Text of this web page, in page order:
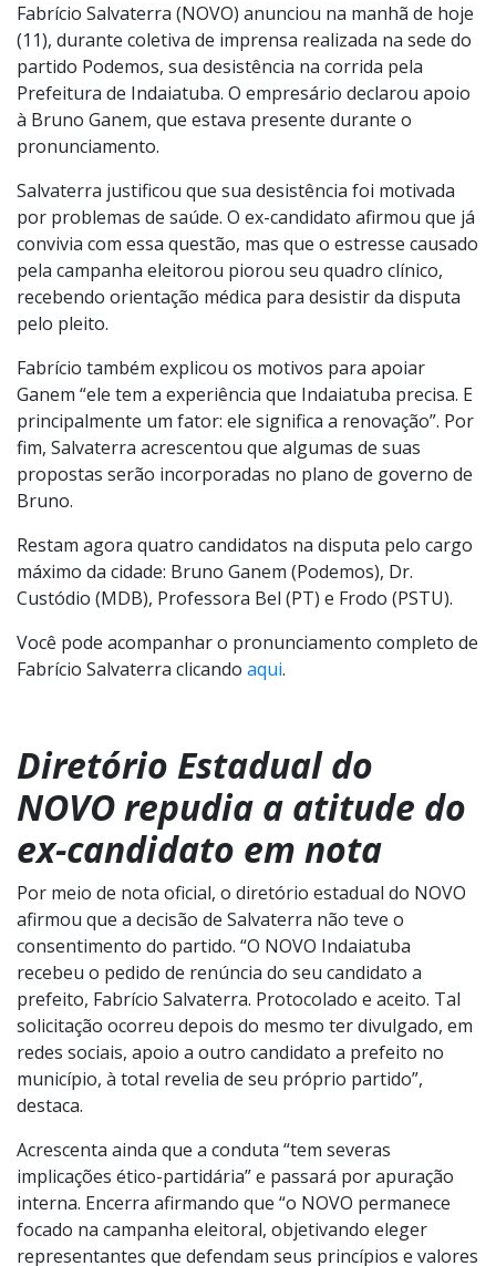
Fabrício Salvaterra (NOVO) anunciou na manhã de hoje
(11), durante coletiva de imprensa realizada na sede do
partido Podemos, sua desistência na corrida pela
Prefeitura de Indaiatuba. O empresário declarou apoio
à Bruno Ganem, que estava presente durante o
pronunciamento.
Salvaterra justificou que sua desistência foi motivada
por problemas de saúde. O ex-candidato afirmou que já
convivia com essa questão, mas que o estresse causado
pela campanha eleitorou piorou seu quadro clínico,
recebendo orientação médica para desistir da disputa
pelo pleito.
Fabrício também explicou os motivos para apoiar
Ganem “ele tem a experiência que Indaiatuba precisa. E
principalmente um fator: ele significa a renovação”. Por
fim, Salvaterra acrescentou que algumas de suas
propostas serão incorporadas no plano de governo de
Bruno.
Restam agora quatro candidatos na disputa pelo cargo
máximo da cidade: Bruno Ganem (Podemos), Dr.
Custódio (MDB), Professora Bel (PT) e Frodo (PSTU).
Você pode acompanhar o pronunciamento completo de
Fabrício Salvaterra clicando aqui.
Diretório Estadual do
NOVO repudia a atitude do
ex-candidato em nota
Por meio de nota oficial, o diretório estadual do NOVO
afirmou que a decisão de Salvaterra não teve o
consentimento do partido. “O NOVO Indaiatuba
recebeu o pedido de renúncia do seu candidato a
prefeito, Fabrício Salvaterra. Protocolado e aceito. Tal
solicitação ocorreu depois do mesmo ter divulgado, em
redes sociais, apoio a outro candidato a prefeito no
município, à total revelia de seu próprio partido”,
destaca.
Acrescenta ainda que a conduta “tem severas
implicações ético-partidária” e passará por apuração
interna. Encerra afirmando que “o NOVO permanece
focado na campanha eleitoral, objetivando eleger
representantes que defendam seus princípios e valores